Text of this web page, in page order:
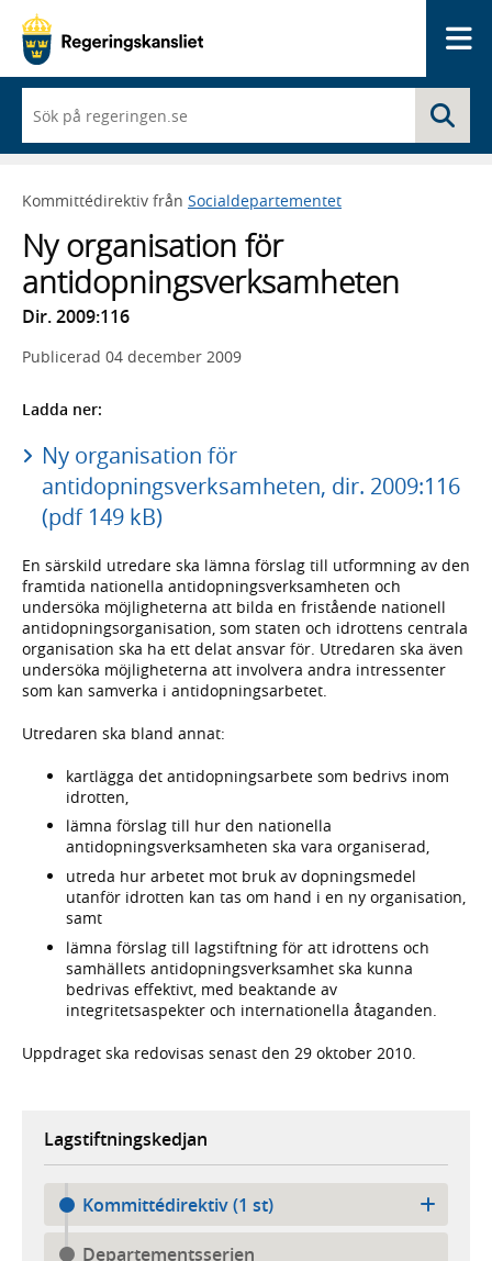
du
börjar
skriva
framträder
lista
med
sökförslag
Kommittédirektiv från Socialdepartementet
Ny organisation för
antidopningsverksamheten
Dir. 2009:116
Publicerad 04 december 2009
Ladda ner:
Ny organisation för
antidopningsverksamheten, dir. 2009:116
(pdf 149 kB)
En särskild utredare ska lämna förslag till utformning av den
framtida nationella antidopningsverksamheten och
undersöka möjligheterna att bilda en fristående nationell
antidopningsorganisation, som staten och idrottens centrala
organisation ska ha ett delat ansvar för. Utredaren ska även
undersöka möjligheterna att involvera andra intressenter
som kan samverka i antidopningsarbetet.
Utredaren ska bland annat:
kartlägga det antidopningsarbete som bedrivs inom
idrotten,
lämna förslag till hur den nationella
antidopningsverksamheten ska vara organiserad,
utreda hur arbetet mot bruk av dopningsmedel
utanför idrotten kan tas om hand i en ny organisation,
samt
lämna förslag till lagstiftning för att idrottens och
samhällets antidopningsverksamhet ska kunna
bedrivas effektivt, med beaktande av
integritetsaspekter och internationella åtaganden.
Uppdraget ska redovisas senast den 29 oktober 2010.
Lagstiftningskedjan
Kommittédirektiv (1 st)
Departementsserien